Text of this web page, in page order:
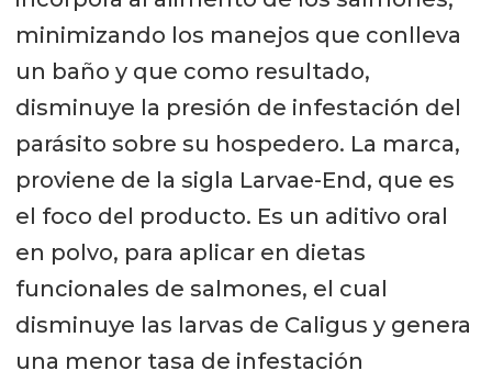
minimizando los manejos que conlleva
un baño y que como resultado,
disminuye la presión de infestación del
parásito sobre su hospedero. La marca,
proviene de la sigla Larvae-End, que es
el foco del producto. Es un aditivo oral
en polvo, para aplicar en dietas
funcionales de salmones, el cual
disminuye las larvas de Caligus y genera
una menor tasa de infestación